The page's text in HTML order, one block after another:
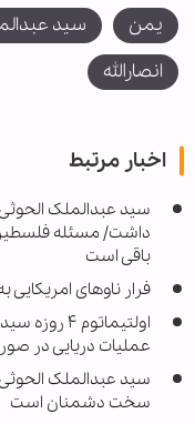
یمن سید
انصارالله
اخبار مرتبط
سید عبدالملک
داشت/ مسئله
باقی است
فرار ناوهای
عملیات دریایی در
سید عبدالملک
سخت دشمنان است